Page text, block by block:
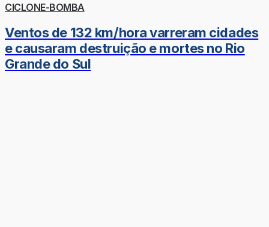
CICLONE-BOMBA
Ventos de 132 km/hora varreram cidades
e causaram destruição e mortes no Rio
Grande do Sul